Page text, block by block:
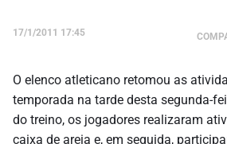
17/1/2011 17:45
O elenco atleticano retomou as
temporada na tarde desta segunda-
do treino, os jogadores realizaram
caixa de areia e, em seguida,